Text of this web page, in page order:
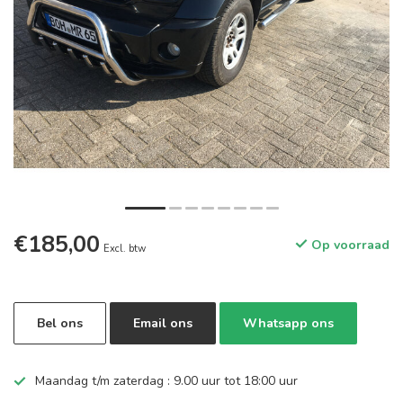
€185,00 Excl. btw Op voorraad
Bel ons Email ons Whatsapp ons
Maandag t/m zaterdag : 9.00 uur tot 18:00 uur